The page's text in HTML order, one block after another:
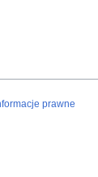
prawne